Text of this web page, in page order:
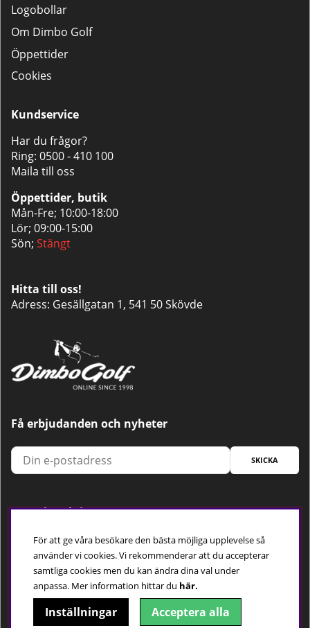
Logobollar
Om Dimbo Golf
Öppettider
Cookies
Kundservice
Har du frågor?
Ring: 0500 - 410 100
Maila till oss
Öppettider, butik
Mån-Fre; 10:00-18:00
Lör; 09:00-15:00
Sön; Stängt
Hitta till oss!
Adress: Gesällgatan 1, 541 50 Skövde
Få erbjudanden och nyheter
SKICKA
Trygg betalning
Följ oss
För att ge våra besökare den bästa möjliga upplevelse så
använder vi cookies. Vi rekommenderar att du accepterar
samtliga cookies men du kan ändra dina val under
anpassa. Mer information hittar du här.
Inställningar Acceptera alla